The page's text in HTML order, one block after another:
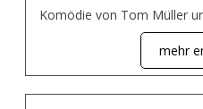
Komödie von Tom Müller
mehr